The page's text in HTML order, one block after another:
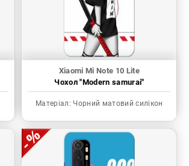
Xiaomi Mi Note 10 Lite
Чохол "Modern samurai"
Матеріал: Чорний матовий силікон